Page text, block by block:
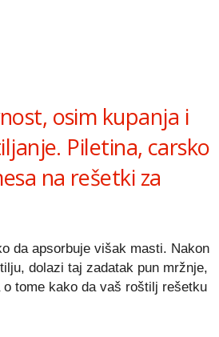
osim kupanja i
Piletina, carsko
na rešetki za
da apsorbuje višak masti. Nakon
dolazi taj zadatak pun mržnje,
tome kako da vaš roštilj rešetku